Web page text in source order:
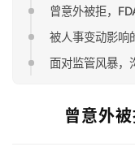
曾意外被拒，
被人事变动影响
面对监管风暴，
曾意外被